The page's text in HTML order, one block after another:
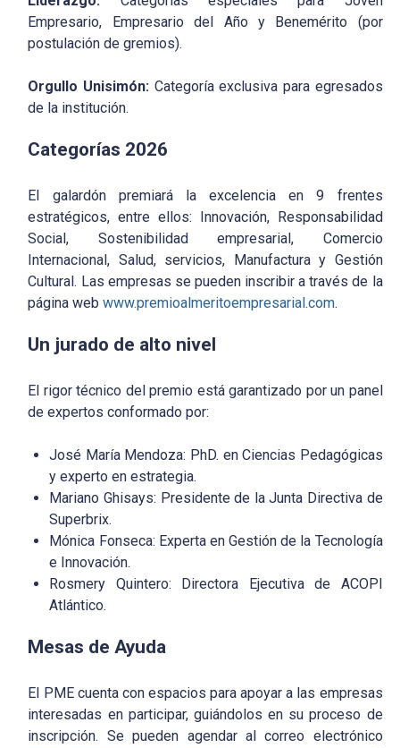
Empresario, Empresario del Año y Benemérito (por
postulación de gremios).
Orgullo Unisimón: Categoría exclusiva para egresados
de la institución.
Categorías 2026
El galardón premiará la excelencia en 9 frentes
estratégicos, entre ellos: Innovación, Responsabilidad
Social, Sostenibilidad empresarial, Comercio
Internacional, Salud, servicios, Manufactura y Gestión
Cultural. Las empresas se pueden inscribir a través de la
página webwww.premioalmeritoempresarial.com.
Un jurado de alto nivel
El rigor técnico del premio está garantizado por un panel
de expertos conformado por:
José María Mendoza: PhD. en Ciencias Pedagógicas
y experto en estrategia.
Mariano Ghisays: Presidente de la Junta Directiva de
Superbrix.
Mónica Fonseca: Experta en Gestión de la Tecnología
e Innovación.
Rosmery Quintero: Directora Ejecutiva de ACOPI
Atlántico.
Mesas de Ayuda
El PME cuenta con espacios para apoyar a las empresas
interesadas en participar, guiándolos en su proceso de
inscripción. Se pueden agendar al correo electrónico